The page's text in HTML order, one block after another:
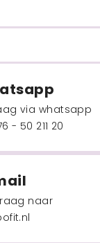
via whatsapp
- 50 211 20
naar